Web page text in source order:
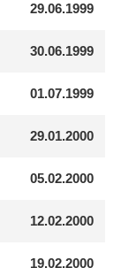
29.06.1999
30.06.1999
01.07.1999
29.01.2000
05.02.2000
12.02.2000
19.02.2000